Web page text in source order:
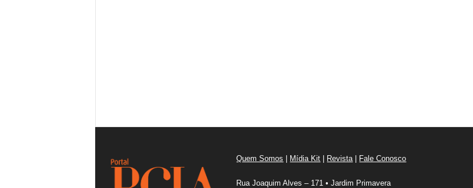
Quem Somos | Mídia Kit | Revista | Fale Conosco
Rua Joaquim Alves – 171 • Jardim Primavera